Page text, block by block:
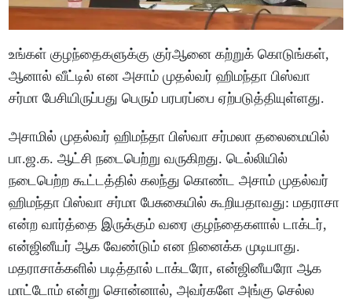
உங்கள் குழந்தைகளுக்கு குர்ஆனை கற்றுக் கொடுங்கள்,
ஆனால் வீட்டில் என அசாம் முதல்வர் ஹிமந்தா பிஸ்வா
சர்மா பேசியிருப்பது பெரும் பரபரப்பை ஏற்படுத்தியுள்ளது.
அசாமில் முதல்வர் ஹிமந்தா பிஸ்வா சர்மலா தலைமையில்
பா.ஜ.க. ஆட்சி நடைபெற்று வருகிறது. டெல்லியில்
நடைபெற்ற கூட்டத்தில் கலந்து கொண்ட அசாம் முதல்வர்
ஹிமந்தா பிஸ்வா சர்மா பேசுகையில் கூறியதாவது: மதராசா
என்ற வார்த்தை இருக்கும் வரை குழந்தைகளால் டாக்டர்,
என்ஜினீயர் ஆக வேண்டும் என நினைக்க முடியாது.
மதராசாக்களில் படித்தால் டாக்டரோ, என்ஜினீயரோ ஆக
மாட்டோம் என்று சொன்னால், அவர்களே அங்கு செல்ல